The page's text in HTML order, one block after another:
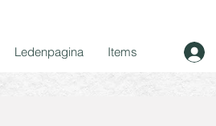
Ledenpagina Items